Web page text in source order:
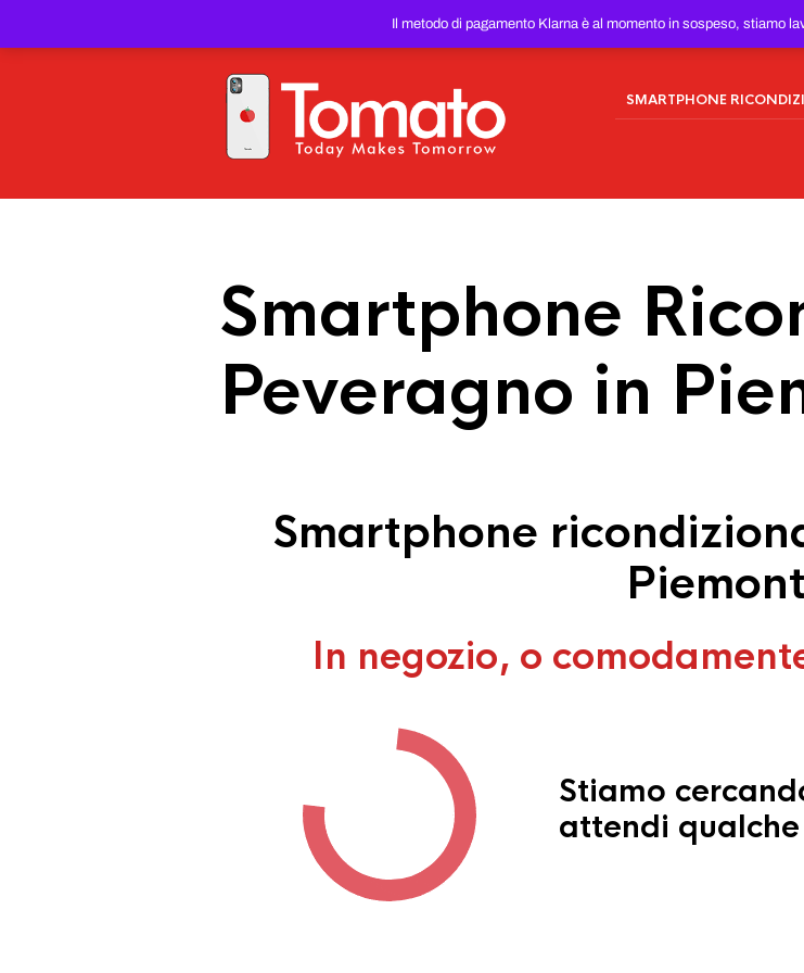
Il metodo di pagamento Klarna è al momento in sospeso, stiamo
PREZZO DEL WEB!
SMARTPHONE
Smartphone
Peveragno in
Smartphone
In negozio, o
Stiamo
attendi